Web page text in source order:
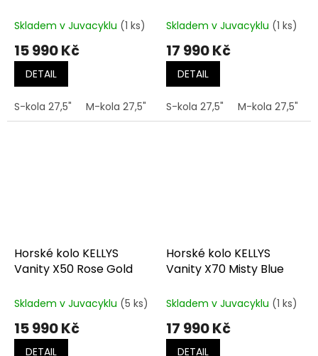
Skladem v Juvacyklu (1 ks)
15 990 Kč
DETAIL
S-kola 27,5" M-kola 27,5"
Skladem v Juvacyklu (1 ks)
17 990 Kč
DETAIL
S-kola 27,5" M-kola 27,5"
Horské kolo KELLYS
Vanity X50 Rose Gold
Skladem v Juvacyklu (5 ks)
15 990 Kč
DETAIL
Horské kolo KELLYS
Vanity X70 Misty Blue
Skladem v Juvacyklu (1 ks)
17 990 Kč
DETAIL